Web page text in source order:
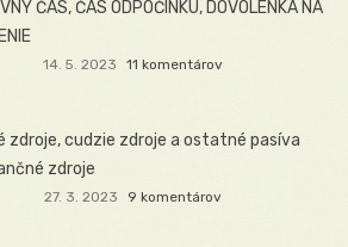
ČAS, ČAS ODPOČINKU, DOVOLENKA NA
14. 5. 2023 11 komentárov
zdroje, cudzie zdroje a ostatné pasíva
zdroje
27. 3. 2023 9 komentárov